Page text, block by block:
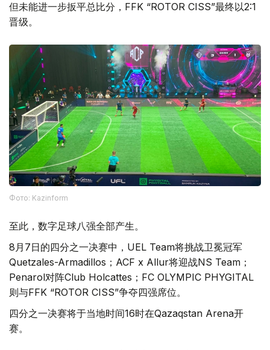
但未能进一步扳平总比分，FFK “ROTOR CISS”最终以2:1
晋级。
Фото: Kazinform
至此，数字足球八强全部产生。
8月7日的四分之一决赛中，UEL Team将挑战卫冕冠军
Quetzales-Armadillos；ACF x Allur将迎战NS Team；
Penarol对阵Club Holcattes；FC OLYMPIC PHYGITAL
则与FFK “ROTOR CISS”争夺四强席位。
四分之一决赛将于当地时间16时在Qazaqstan Arena开
赛。